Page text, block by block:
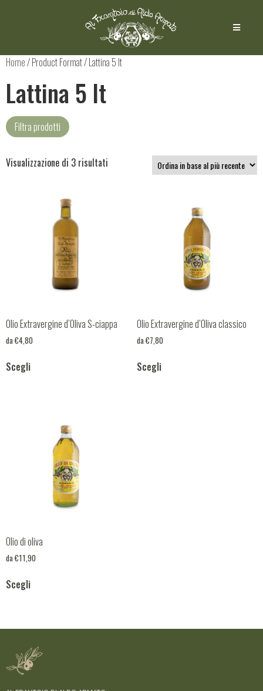
Home/ Product Format / Lattina 5 lt
Lattina 5 lt
Filtra prodotti
Olio extravergine di oliva
Visualizzazione di 3 risultati
Olio Extravergine d’Oliva S-ciappa
da€4,80
Scegli
Olio Extravergine d’Oliva classico
da€7,80
Scegli
Olio di oliva
da€11,90
Scegli